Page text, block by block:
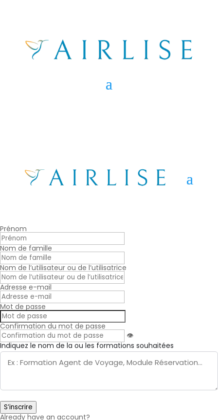
Prénom
Nom de famille
Nom de l’utilisateur ou de l’utilisatrice
Adresse e-mail
Mot de passe
Confirmation du mot de passe
👁
Indiquez le nom de la ou les formations souhaitées
S’inscrire
Already have an account?